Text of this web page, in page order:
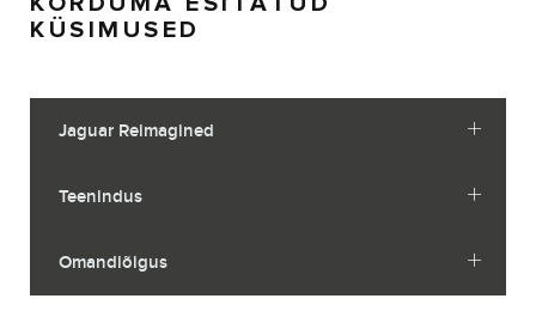
KÜSIMUSED
Jaguar Reimagined
Teenindus
Omandiõigus